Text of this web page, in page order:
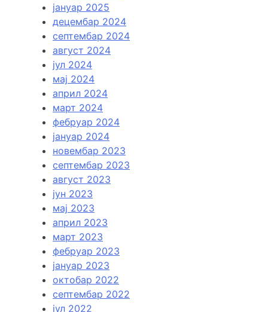
јануар 2025
децембар 2024
септембар 2024
август 2024
јул 2024
мај 2024
април 2024
март 2024
фебруар 2024
јануар 2024
новембар 2023
септембар 2023
август 2023
јун 2023
мај 2023
април 2023
март 2023
фебруар 2023
јануар 2023
октобар 2022
септембар 2022
јул 2022